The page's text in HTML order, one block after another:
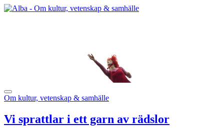
Om kultur, vetenskap & samhälle
Vi sprattlar i ett garn av rädslor